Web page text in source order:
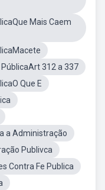
Mais Caem
312 a 337
Que E
a Administração
Publivca
Contra Fe Publica